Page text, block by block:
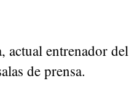
actual entrenador del
de prensa.